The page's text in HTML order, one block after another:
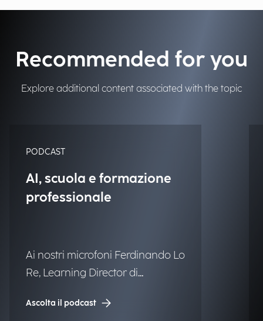
Recommended for you
Explore additional content associated with the topic
PODCAST
AI, scuola e formazione
professionale
Ai nostri microfoni Ferdinando Lo
Re, Learning Director di
Ascolta il podcast